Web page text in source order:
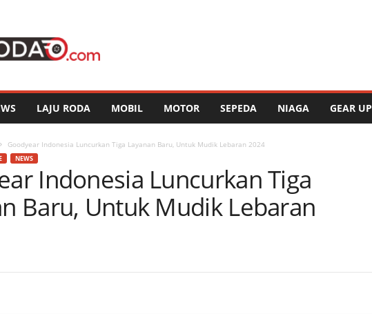
LAJU RODA MOBIL MOTOR SEPEDA NIAGA GEAR UP
Goodyear Indonesia Luncurkan Tiga Layanan Baru, Untuk Mudik Lebaran 2024
NEWS
Indonesia Luncurkan Tiga
Baru, Untuk Mudik Lebaran